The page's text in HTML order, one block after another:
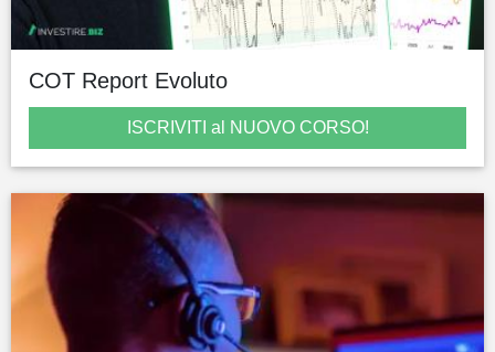
COT Report Evoluto
ISCRIVITI al NUOVO CORSO!